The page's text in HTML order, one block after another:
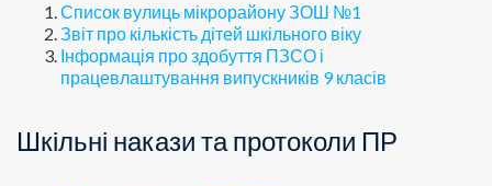
Список вулиць мікрорайону ЗОШ №1
Звіт про кількість дітей шкільного віку
Інформація про здобуття ПЗСО і
працевлаштування випускників 9 класів
Шкільні накази та протоколи ПР